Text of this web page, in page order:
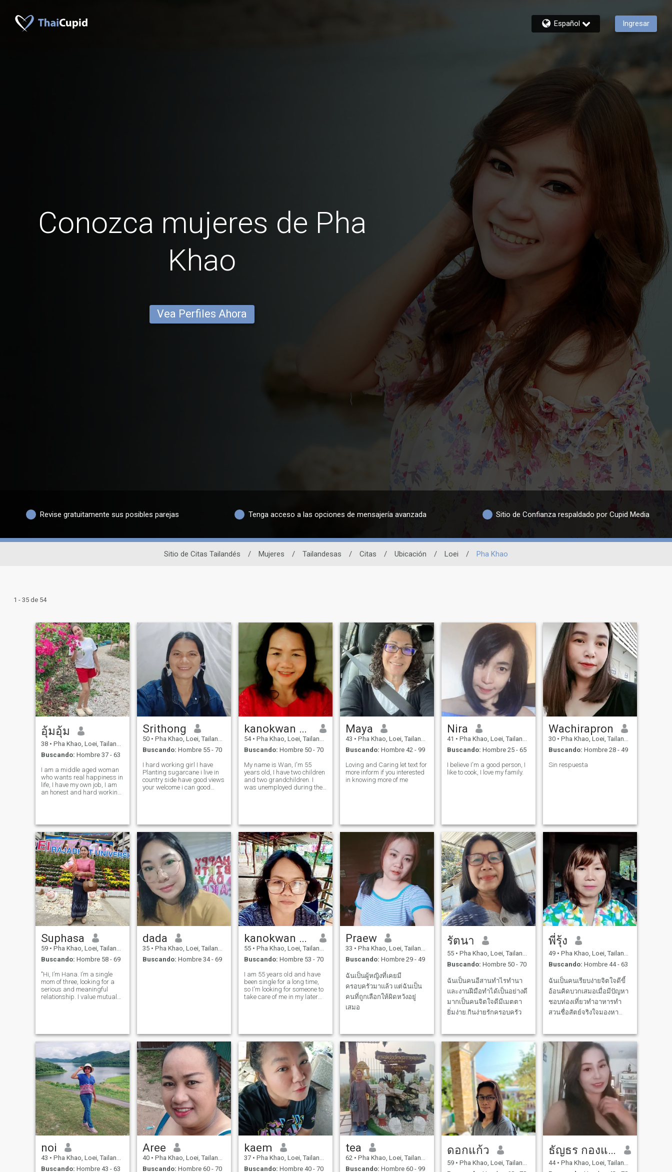
Español Ingresar
Conozca mujeres de Pha
Khao
Vea Perfiles Ahora
Revise gratuitamente sus posibles parejas Tenga acceso a las opciones de mensajería avanzada Sitio de Confianza respaldado por Cupid Media
Sitio de Citas Tailandés / Mujeres / Tailandesas / Citas / Ubicación / Loei / Pha Khao
1 - 35 de 54
อุ้มอุ้ม
38 • Pha Khao, Loei, Tailandia
Buscando: Hombre 37 - 63
I am a middle aged woman
who wants real happiness in
life, I have my own job, I am
an honest and hard working
Srithong
50 • Pha Khao, Loei, Tailandia
Buscando: Hombre 55 - 70
I hard working girl I have
Planting sugarcane i live in
country side have good views
your welcome i can good
kanokwan phonla
54 • Pha Khao, Loei, Tailandia
Buscando: Hombre 50 - 70
My name is Wan, I'm 55
years old, I have two children
and two grandchildren. I
was unemployed during the
Maya
43 • Pha Khao, Loei, Tailandia
Buscando: Hombre 42 - 99
Loving and Caring let text for
more inform if you interested
in knowing more of me
Nira
41 • Pha Khao, Loei, Tailandia
Buscando: Hombre 25 - 65
I believe I'm a good person, I
like to cook, I love my family.
Wachirapron
30 • Pha Khao, Loei, Tailandia
Buscando: Hombre 28 - 49
Sin respuesta
Suphasa
59 • Pha Khao, Loei, Tailandia
Buscando: Hombre 58 - 69
"Hi, I’m Hana. I’m a single
mom of three, looking for a
serious and meaningful
relationship. I value mutual
self-improvement,
meditation, working out, a
dada
35 • Pha Khao, Loei, Tailandia
Buscando: Hombre 34 - 69
kanokwan phonla
55 • Pha Khao, Loei, Tailandia
Buscando: Hombre 53 - 70
I am 55 years old and have
been single for a long time,
so I'm looking for someone to
take care of me in my later
being idle.
Praew
33 • Pha Khao, Loei, Tailandia
Buscando: Hombre 29 - 49
ฉันเป็นผู้หญิงที่เคยมี
ครอบครัวมาแล้ว แต่ฉันเป็น
คนที่ถูกเลือกให้ผิดหวังอยู่
เสมอ
รัตนา
55 • Pha Khao, Loei, Tailandia
Buscando: Hombre 50 - 70
ฉันเป็นคนอีสานทำไรทำนา
และงานฝีมือทำได้เป็นอย่างดี
มากเป็นคนจิตใจดีมีเมตตา
ยิ่มง่าย.กินง่ายรักครอบครัว
พี่รุ้ง
49 • Pha Khao, Loei, Tailandia
Buscando: Hombre 44 - 63
ฉันเป็นคนเรียบง่ายจิตใจดีขี้
อ้อนคิดบวกเสมอเมื่อมีปัญหา
ชอบท่องเที่ยวทำอาหารทำ
สวนชื่อสัตย์จริงใจมองหา
เขาที่นี่ ฉันไม่ใช่แสกมเมอร์
ไม่ใช่นักจุดทอง
noi
43 • Pha Khao, Loei, Tailandia
Buscando: Hombre 43 - 63
Aree
40 • Pha Khao, Loei, Tailandia
Buscando: Hombre 60 - 70
kaem
37 • Pha Khao, Loei, Tailandia
Buscando: Hombre 40 - 70
tea
62 • Pha Khao, Loei, Tailandia
Buscando: Hombre 60 - 99
ดอกแก้ว
59 • Pha Khao, Loei, Tailandia
ธัญธร กองแก้ว
44 • Pha Khao, Loei, Tailandia